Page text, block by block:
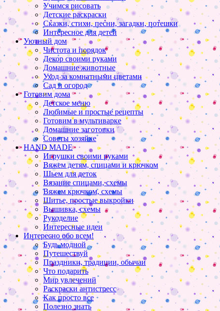
Учимся рисовать
Детские раскраски
Сказки, стихи, песни, загадки, потешки
Интересное для детей
Уютный дом
Чистота и порядок
Декор своими руками
Домашние животные
Уход за комнатными цветами
Сад и огород
Готовим дома
Детское меню
Любимые и простые рецепты
Готовим в мультиварке
Домашние заготовки
Советы хозяйке
HAND MADE
Игрушки своими руками
Вяжем детям, спицами и крючком
Шьем для деток
Вязание спицами, схемы
Вяжем крючком, схемы
Шитье, простые выкройки
Вышивка, схемы
Рукоделие
Интересные идеи
Интересно обо всем!
Будь модной
Путешествуй
Праздники, традиции, обычаи
Что подарить
Мир увлечений
Раскраски антистресс
Как просто все
Полезно знать